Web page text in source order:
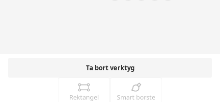
Ta bort verktyg
Rektangel Smart borste